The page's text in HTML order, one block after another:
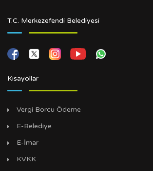
T.C. Merkezefendi Belediyesi
Kısayollar
Vergi Borcu Ödeme
E-Belediye
E-İmar
KVKK